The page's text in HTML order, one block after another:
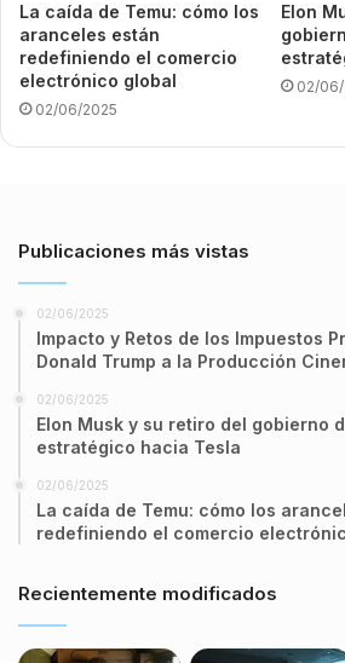
La caída de Temu: cómo los
aranceles están
redefiniendo el comercio
electrónico global
02/06/2025
Elon
02/
Publicaciones más vistas
02/06/2025
Impacto y Retos de los Impuestos
Donald Trump a la Producción
02/06/2025
Elon Musk y su retiro del gobierno
estratégico hacia Tesla
02/06/2025
La caída de Temu: cómo los
redefiniendo el comercio
Recientemente modificados